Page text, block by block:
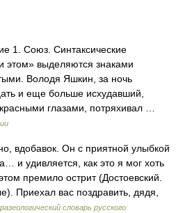
1. Союз. Синтаксические
этом» выделяются знаками
Володя Яшкин, за ночь
и еще больше исхудавший,
глазами, потряхивал …
вдобавок. Он с приятной улыбкой
и удивляется, как это я мог хоть
премило острит (Достоевский.
Приехал вас поздравить, дядя,
словарь русского